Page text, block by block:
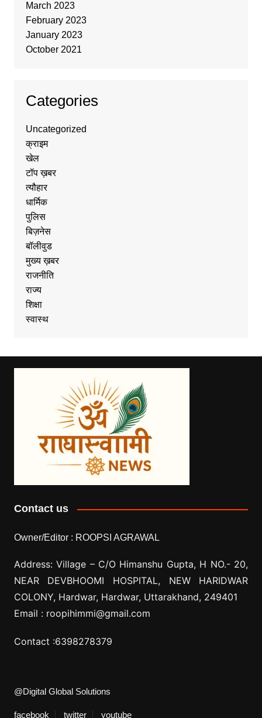
March 2023
February 2023
January 2023
October 2021
Categories
Uncategorized
क्राइम
खेल
टॉप ख़बर
त्यौहार
धार्मिक
पुलिस
बिज़नेस
बॉलीवुड
मुख्य ख़बर
राजनीति
राज्य
शिक्षा
स्वास्थ
Contact us
Owner/Editor : ROOPSI AGRAWAL
Address: Village – C/O Himanshu Gupta, H NO.- 20,
NEAR DEVBHOOMI HOSPITAL, NEW HARIDWAR
COLONY, Hardwar, Hardwar, Uttarakhand, 249401
Email : roopihimmi@gmail.com
Contact :6398278379
@Digital Global Solutions
facebook twitter youtube